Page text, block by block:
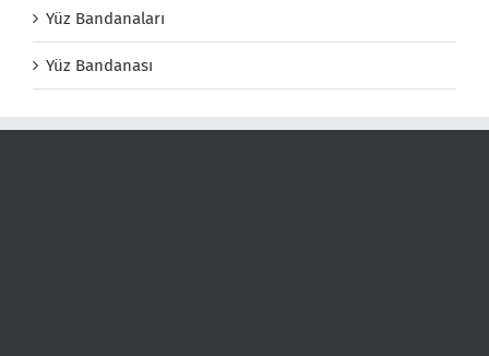
Yüz Bandanaları
Yüz Bandanası